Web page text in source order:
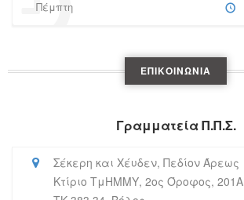
Πέμπτη
ΕΠΙΚΟΙΝΩΝΊΑ
Γραμματεία Π.Π.Σ.
Σέκερη και Χέυδεν, Πεδίον Άρεως
Κτίριο ΤμΗΜΜΥ, 2ος Όροφος, 201Α